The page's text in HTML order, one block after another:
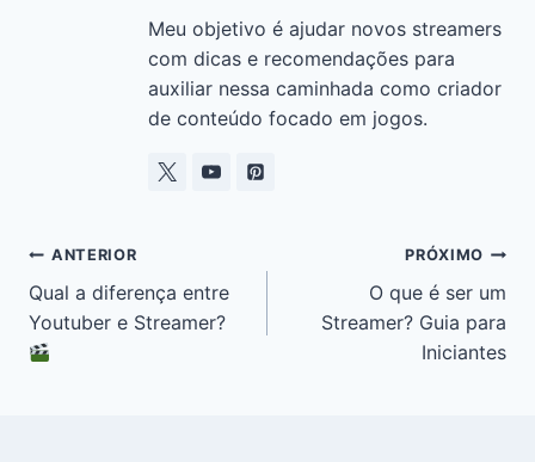
Meu objetivo é ajudar novos streamers
com dicas e recomendações para
auxiliar nessa caminhada como criador
de conteúdo focado em jogos.
ANTERIOR
Qual a diferença entre
Youtuber e Streamer?
PRÓXIMO
O que é ser um
Streamer? Guia para
Iniciantes